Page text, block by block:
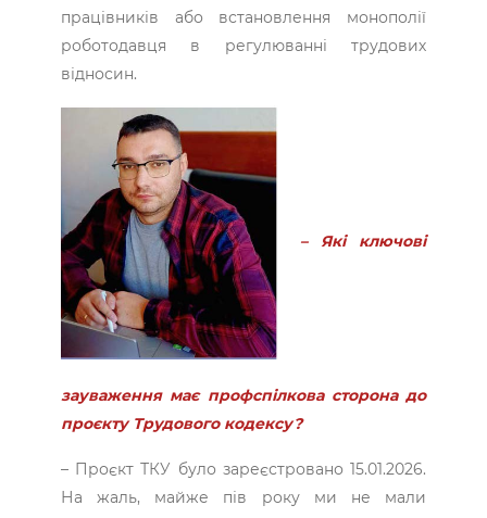
працівників або встановлення монополії
роботодавця в регулюванні трудових
відносин.
– Які ключові
зауваження має профспілкова сторона до
проєкту Трудового кодексу?
– Проєкт ТКУ було зареєстровано 15.01.2026.
На жаль, майже пів року ми не мали